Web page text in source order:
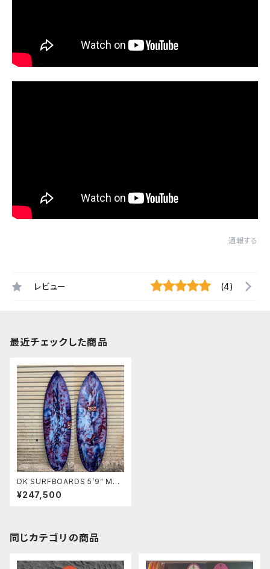
通報する
レビュー (4)
最近チェックした商品
DK SURFBOARDS 5’9" Mac
hete QUAD SHORT クワッ
ド MADE IN USA
¥247,500
同じカテゴリの商品